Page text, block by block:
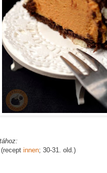
(recept innen; 30-31. old.)